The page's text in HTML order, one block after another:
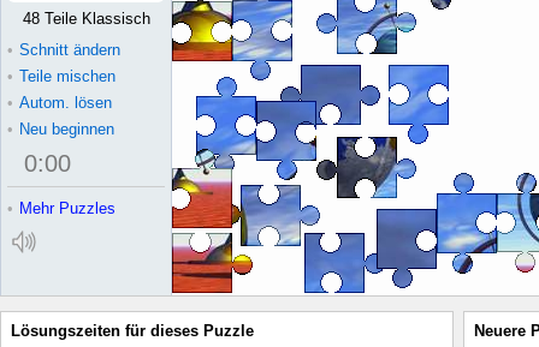
48 Teile Klassisch
• Schnitt ändern
• Teile mischen
• Autom. lösen
• Neu beginnen
0:00
• Mehr Puzzles
Lösungszeiten für dieses Puzzle
Neuere